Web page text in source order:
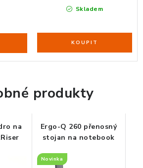
výměna a vrácení
Showroom
a návody
Kontakty
Skladem
produkty
na
Ergo-Q 260 přenosný
stojan na notebook
Novinka